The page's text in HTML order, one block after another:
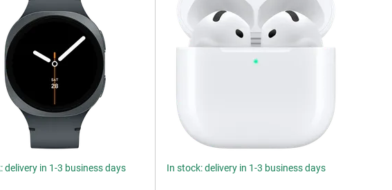
delivery in 1-3 business days In stock: delivery in 1-3 business days